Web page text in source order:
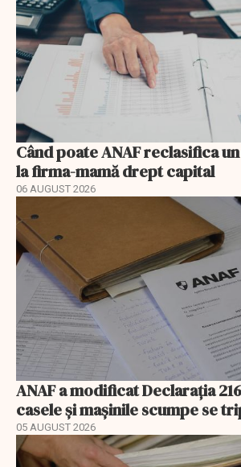
Când poate ANAF reclasifica
la firma-mamă drept capital
06 AUGUST 2026
ANAF a modificat Declarația
casele și mașinile scumpe se
05 AUGUST 2026